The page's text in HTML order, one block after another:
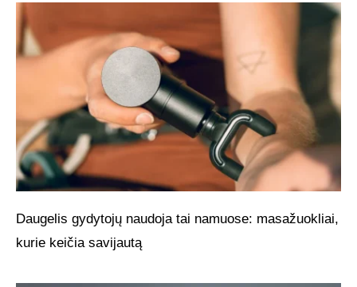
Daugelis gydytojų naudoja tai namuose: masažuokliai,
kurie keičia savijautą